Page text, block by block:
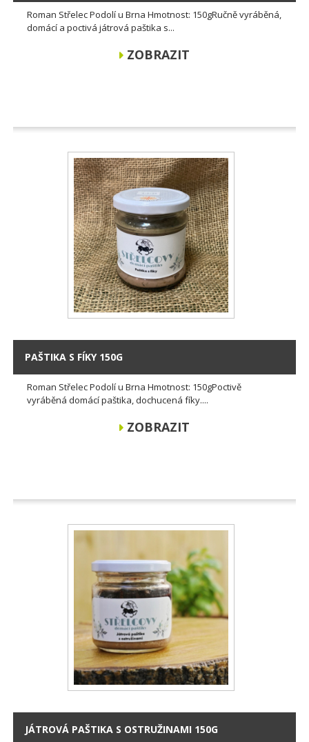
Roman Střelec Podolí u Brna Hmotnost: 150gRučně vyráběná,
domácí a poctivá játrová paštika s...
ZOBRAZIT
PAŠTIKA S FÍKY 150G
Roman Střelec Podolí u Brna Hmotnost: 150gPoctivě
vyráběná domácí paštika, dochucená fíky....
ZOBRAZIT
JÁTROVÁ PAŠTIKA S OSTRUŽINAMI 150G